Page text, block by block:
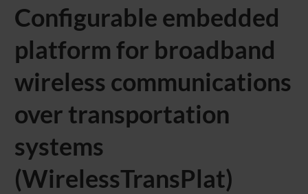
Configurable embedded
platform for broadband
wireless communications
over transportation
systems
(WirelessTransPlat)